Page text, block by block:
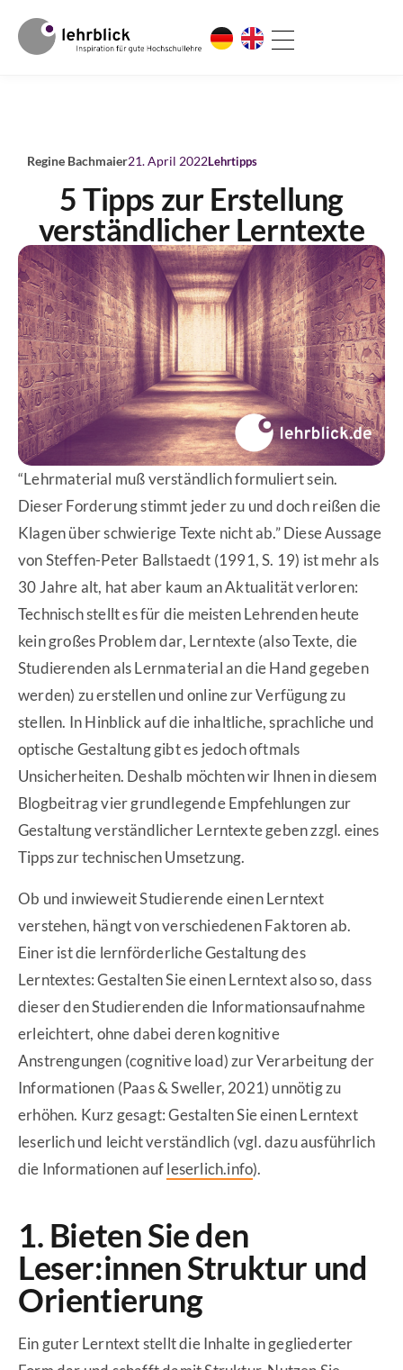
Regine Bachmaier21. April 2022Lehrtipps
5 Tipps zur Erstellung
verständlicher Lerntexte
“Lehrmaterial muß verständlich formuliert sein.
Dieser Forderung stimmt jeder zu und doch reißen die
Klagen über schwierige Texte nicht ab.” Diese Aussage
von Steffen-Peter Ballstaedt (1991, S. 19) ist mehr als
30 Jahre alt, hat aber kaum an Aktualität verloren:
Technisch stellt es für die meisten Lehrenden heute
kein großes Problem dar, Lerntexte (also Texte, die
Studierenden als Lernmaterial an die Hand gegeben
werden) zu erstellen und online zur Verfügung zu
stellen. In Hinblick auf die inhaltliche, sprachliche und
optische Gestaltung gibt es jedoch oftmals
Unsicherheiten. Deshalb möchten wir Ihnen in diesem
Blogbeitrag vier grundlegende Empfehlungen zur
Gestaltung verständlicher Lerntexte geben zzgl. eines
Tipps zur technischen Umsetzung.
Ob und inwieweit Studierende einen Lerntext
verstehen, hängt von verschiedenen Faktoren ab.
Einer ist die lernförderliche Gestaltung des
Lerntextes: Gestalten Sie einen Lerntext also so, dass
dieser den Studierenden die Informationsaufnahme
erleichtert, ohne dabei deren kognitive
Anstrengungen (cognitive load) zur Verarbeitung der
Informationen (Paas & Sweller, 2021) unnötig zu
erhöhen. Kurz gesagt: Gestalten Sie einen Lerntext
leserlich und leicht verständlich (vgl. dazu ausführlich
die Informationen aufleserlich.info).
1. Bieten Sie den
Leser:innen Struktur und
Orientierung
Ein guter Lerntext stellt die Inhalte in gegliederter